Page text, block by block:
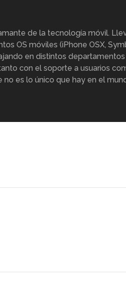
de la tecnología móvil.
OS móviles (iPhone OSX,
en distintos departamentos
con el soporte a usuarios
es lo único que hay en el